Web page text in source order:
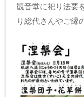
観音堂に祀り法要
り総代さんやご縁